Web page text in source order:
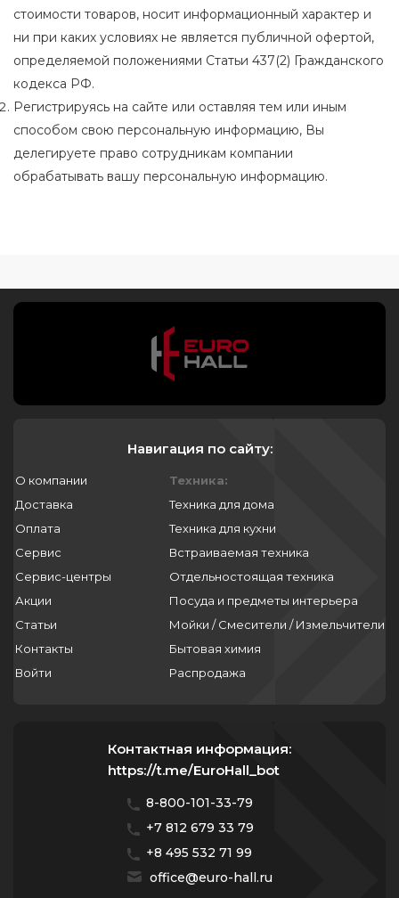
стоимости товаров, носит информационный характер и
ни при каких условиях не является публичной офертой,
определяемой положениями Статьи 437(2) Гражданского
кодекса РФ.
Регистрируясь на сайте или оставляя тем или иным
способом свою персональную информацию, Вы
делегируете право сотрудникам компании
обрабатывать вашу персональную информацию.
Навигация по сайту:
О компании
Доставка
Оплата
Сервис
Сервис-центры
Акции
Статьи
Контакты
Войти
Техника:
Техника для дома
Техника для кухни
Встраиваемая техника
Отдельностоящая техника
Посуда и предметы интерьера
Мойки / Смесители / Измельчители
Бытовая химия
Распродажа
Контактная информация:
https://t.me/EuroHall_bot
8-800-101-33-79
+7 812 679 33 79
+8 495 532 71 99
office@euro-hall.ru